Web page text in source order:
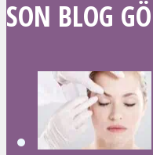
SON BLOG